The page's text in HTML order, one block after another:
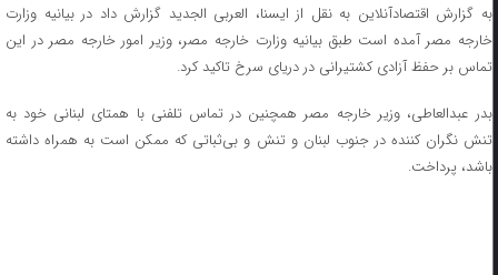
به گزارش اقتصادآنلاین به نقل از ایسنا، العربی الجدید گزارش داد در بیانیه وزارت
خارجه مصر آمده است طبق بیانیه وزارت خارجه مصر، وزیر امور خارجه مصر در این
تماس بر حفظ آزادی کشتیرانی در دریای سرخ تاکید کرد.
بدر عبدالعاطی، وزیر خارجه مصر همچنین در تماس تلفنی با همتای لبنانی خود به
تنش نگران‌ کننده در جنوب لبنان و تنش و بی‌ثباتی که ممکن است به همراه داشته
باشد، پرداخت.